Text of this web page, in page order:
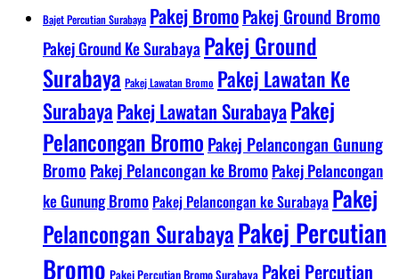
Bajet Percutian Surabaya Pakej BromoPakej Ground Bromo
Pakej Ground Ke Surabaya Pakej Ground
Surabaya Pakej Lawatan Bromo Pakej Lawatan Ke
SurabayaPakej Lawatan SurabayaPakej
Pelancongan Bromo Pakej Pelancongan Gunung
Bromo Pakej Pelancongan ke BromoPakej Pelancongan
ke Gunung Bromo Pakej Pelancongan ke Surabaya Pakej
Pelancongan SurabayaPakej Percutian
Bromo Pakej Percutian Bromo Surabaya Pakej Percutian